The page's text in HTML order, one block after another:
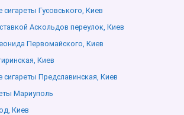
Гусовського, Киев
Аскольдов переулок, Киев
Первомайского, Киев
Киев
сигареты Предславинская, Киев
Мариуполь
Киев